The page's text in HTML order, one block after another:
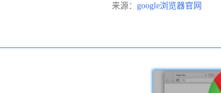
来源： google浏览器官网